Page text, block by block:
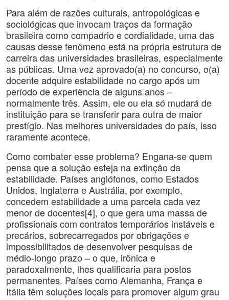
Para além de razões culturais, antropológicas e
sociológicas que invocam traços da formação
brasileira como compadrio e cordialidade, uma das
causas desse fenômeno está na própria estrutura de
carreira das universidades brasileiras, especialmente
as públicas. Uma vez aprovado(a) no concurso, o(a)
docente adquire estabilidade no cargo após um
período de experiência de alguns anos –
normalmente três. Assim, ele ou ela só mudará de
instituição para se transferir para outra de maior
prestígio. Nas melhores universidades do país, isso
raramente acontece.
Como combater esse problema? Engana-se quem
pensa que a solução esteja na extinção da
estabilidade. Países anglófonos, como Estados
Unidos, Inglaterra e Austrália, por exemplo,
concedem estabilidade a uma parcela cada vez
menor de docentes[4], o que gera uma massa de
profissionais com contratos temporários instáveis e
precários, sobrecarregados por obrigações e
impossibilitados de desenvolver pesquisas de
médio-longo prazo – o que, irônica e
paradoxalmente, lhes qualificaria para postos
permanentes. Países como Alemanha, França e
Itália têm soluções locais para promover algum grau